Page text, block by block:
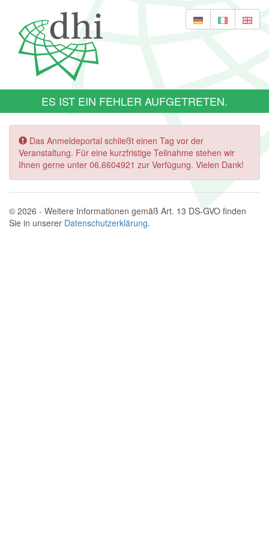
ES IST EIN FEHLER AUFGETRETEN.
Das Anmeldeportal schließt einen Tag vor der
Veranstaltung. Für eine kurzfristige Teilnahme stehen wir
Ihnen gerne unter 06.6604921 zur Verfügung. Vielen Dank!
© 2026 - Weitere Informationen gemäß Art. 13 DS-GVO finden
Sie in unserer Datenschutzerklärung.